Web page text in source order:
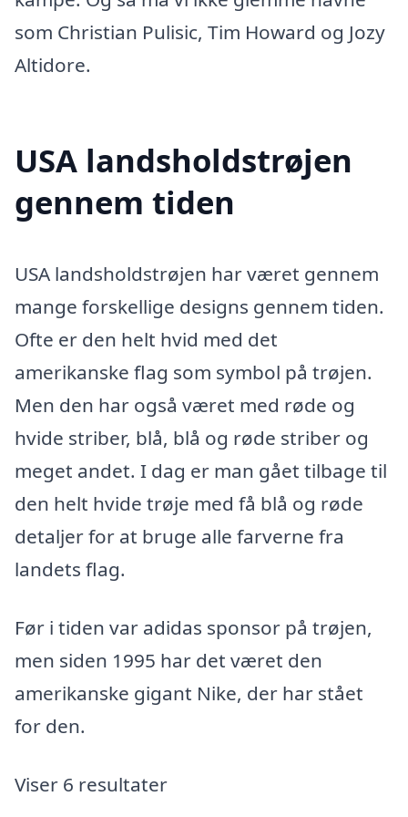
som Christian Pulisic, Tim Howard og Jozy
Altidore.
USA landsholdstrøjen
gennem tiden
USA landsholdstrøjen har været gennem
mange forskellige designs gennem tiden.
Ofte er den helt hvid med det
amerikanske flag som symbol på trøjen.
Men den har også været med røde og
hvide striber, blå, blå og røde striber og
meget andet. I dag er man gået tilbage til
den helt hvide trøje med få blå og røde
detaljer for at bruge alle farverne fra
landets flag.
Før i tiden var adidas sponsor på trøjen,
men siden 1995 har det været den
amerikanske gigant Nike, der har stået
for den.
Viser 6 resultater